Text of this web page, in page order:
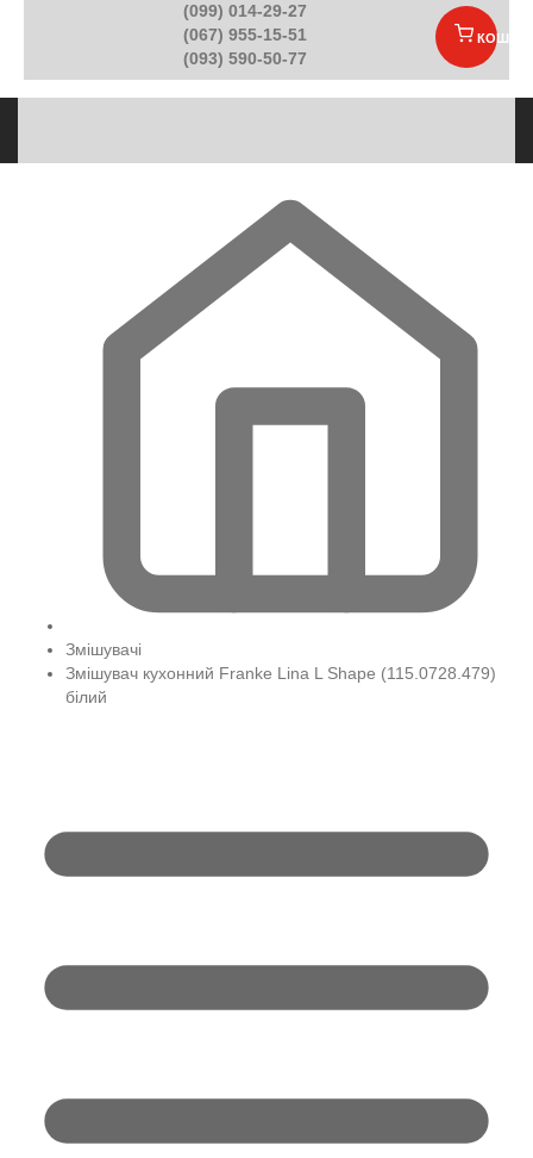
(099) 014-29-27
(067) 955-15-51
(093) 590-50-77
КОШИК
Змішувачі
Змішувач кухонний Franke Lina L Shape (115.0728.479)
білий